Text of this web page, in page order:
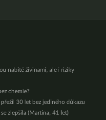
nabité živinami, ale i riziky
chemie?
30 let bez jediného důkazu
zlepšila (Martina, 41 let)